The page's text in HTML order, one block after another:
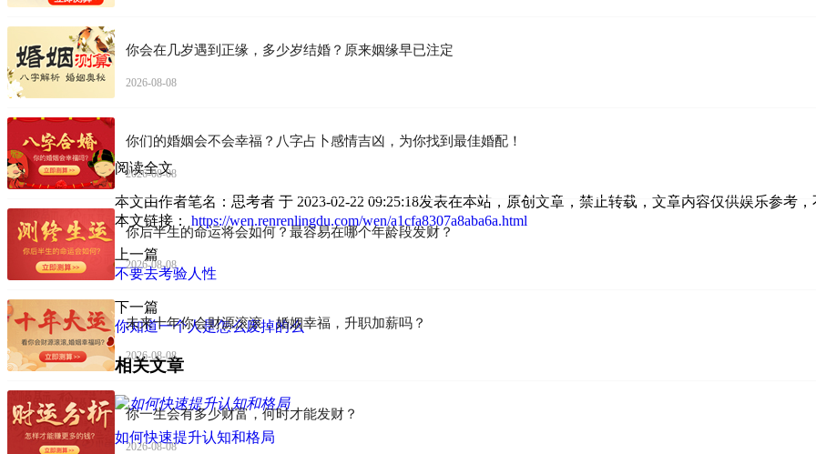
你会在几岁遇到正缘，多少岁结婚？原来姻缘早已注定
2026-08-08
你们的婚姻会不会幸福？八字占卜感情吉凶，为你找到最佳婚配！
2026-08-08
你后半生的命运将会如何？最容易在哪个年龄段发财？
2026-08-08
未来十年你会财源滚滚，婚姻幸福，升职加薪吗？
2026-08-08
你一生会有多少财富，何时才能发财？
2026-08-08
阅读全文
本文由作者笔名：思考者 于 2023-02-22 09:25:18发表在本站，原创文章，禁止转载，文章内容仅供娱乐参考
本文链接： https://wen.renrenlingdu.com/wen/a1cfa8307a8aba6a.html
上一篇
不要去考验人性
下一篇
你知道一个人是怎么废掉的么
相关文章
如何快速提升认知和格局